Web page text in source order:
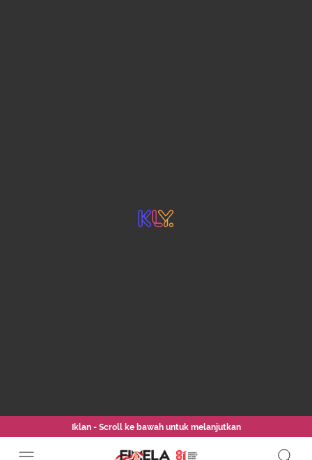
Iklan - Scroll ke bawah untuk melanjutkan